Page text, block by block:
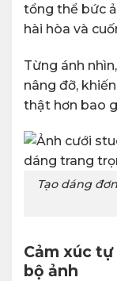
tổng thể bức
hài hòa và
Từng ánh
nâng đỡ,
thật hơn bao
Tạo dáng
Cảm xúc
bộ ảnh